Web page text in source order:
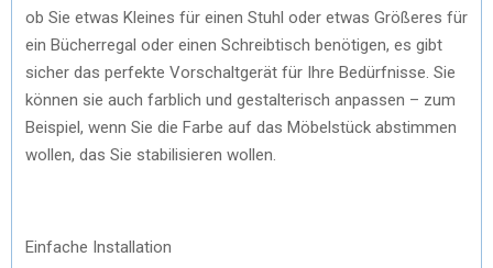
ob Sie etwas Kleines für einen Stuhl oder etwas Größeres für
ein Bücherregal oder einen Schreibtisch benötigen, es gibt
sicher das perfekte Vorschaltgerät für Ihre Bedürfnisse. Sie
können sie auch farblich und gestalterisch anpassen – zum
Beispiel, wenn Sie die Farbe auf das Möbelstück abstimmen
wollen, das Sie stabilisieren wollen.
Einfache Installation